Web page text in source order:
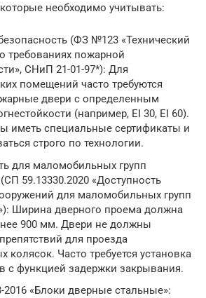
необходимо учитывать:
(ФЗ №123 «Технический
требованиях пожарной
СНиП 21-01-97*): Для
помещений часто требуются
двери с определенным
(например, EI 30, EI 60).
иметь специальные сертификаты и
строго по технологии.
для маломобильных групп
59.13330.2020 «Доступность
для маломобильных групп
Ширина дверного проема должна
900 мм. Двери не должны
для проезда
колясок. Часто требуется установка
с функцией задержки закрывания.
2016 «Блоки дверные стальные»: